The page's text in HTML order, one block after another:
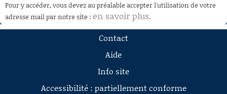
RECHERCHE
AIDE À LA DÉCOUPE
Pour y accéder, vous devez au préalable accepter l'utilisation de votre
adresse mail par notre site : en savoir plus.
Contact
Aide
Info site
Accessibilité : partiellement conforme